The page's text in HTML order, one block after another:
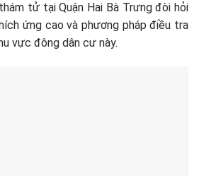
tử tại Quận Hai Bà Trưng đòi hỏi
ứng cao và phương pháp điều tra
vực đông dân cư này.